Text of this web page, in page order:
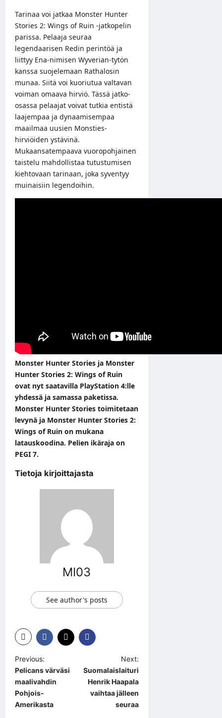
Tarinaa voi jatkaa Monster Hunter
Stories 2: Wings of Ruin -jatkopelin
parissa. Pelaaja seuraa
legendaarisen Redin perintöä ja
liittyy Ena-nimisen Wyverian-tytön
kanssa suojelemaan Rathalosin
munaa. Siitä voi kuoriutua valtavan
voiman omaava hirviö. Tässä jatko-
osassa pelaajat voivat tutkia entistä
laajempaa ja dynaamisempaa
maailmaa uusien Monsties-
hirviöiden ystävinä.
Mukaansatempaava vuoropohjainen
taistelu mahdollistaa tutustumisen
kiehtovaan tarinaan, joka syventyy
muinaisiin legendoihin.
Monster Hunter Stories ja Monster
Hunter Stories 2: Wings of Ruin
ovat nyt saatavilla PlayStation 4:lle
yhdessä ja samassa paketissa.
Monster Hunter Stories toimitetaan
levynä ja Monster Hunter Stories 2:
Wings of Ruin on mukana
latauskoodina. Pelien ikäraja on
PEGI 7.
Tietoja kirjoittajasta
MI03
See author's posts
P
o
s
t
Previous:
Pelicans värväsi
maalivahdin
Pohjois-
Amerikasta
Next:
Suomalaislaituri
Henrik Haapala
vaihtaa jälleen
seuraa